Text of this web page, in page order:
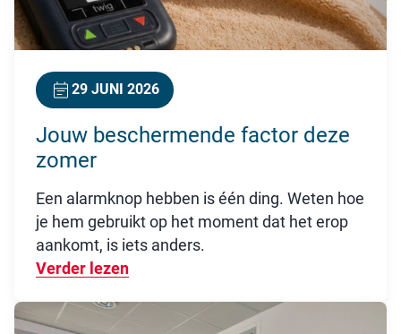
29 JUNI 2026
Jouw beschermende factor deze
zomer
Een alarmknop hebben is één ding. Weten hoe
je hem gebruikt op het moment dat het erop
aankomt, is iets anders.
Verder lezen